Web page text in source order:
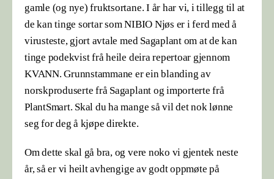
gamle (og nye) fruktsortane. I år har vi, i tillegg til at
de kan tinge sortar som NIBIO Njøs er i ferd med å
virusteste, gjort avtale med Sagaplant om at de kan
tinge podekvist frå heile deira repertoar gjennom
KVANN. Grunnstammane er ein blanding av
norskproduserte frå Sagaplant og importerte frå
PlantSmart. Skal du ha mange så vil det nok lønne
seg for deg å kjøpe direkte.
Om dette skal gå bra, og vere noko vi gjentek neste
år, så er vi heilt avhengige av godt oppmøte på